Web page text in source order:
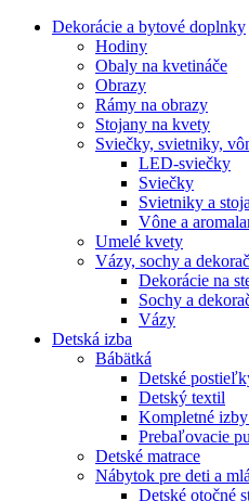
Dekorácie a bytové doplnky
Hodiny
Obaly na kvetináče
Obrazy
Rámy na obrazy
Stojany na kvety
Sviečky, svietniky,
LED-sviečky
Sviečky
Svietniky a
Vône a
Umelé kvety
Vázy, sochy a
Dekorácie na
Sochy a
Vázy
Detská izba
Bábätká
Detské
Detský textil
Kompletné
Prebaľovacie
Detské matrace
Nábytok pre deti a
Detské otočné